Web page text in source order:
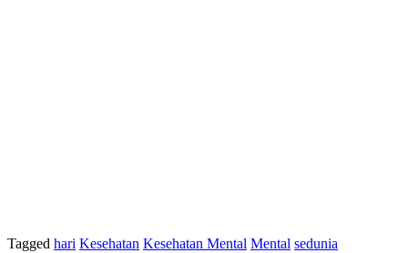
Tagged hari Kesehatan Kesehatan Mental Mental sedunia